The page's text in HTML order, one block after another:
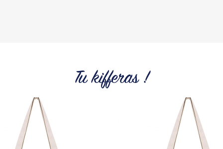
Tu kifferas !